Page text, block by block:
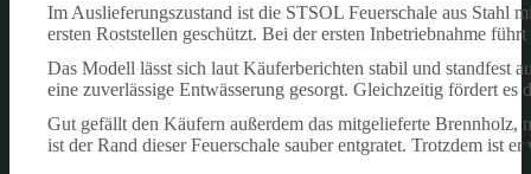
Im Auslieferungszustand ist die STSOL Feuerschale aus
ersten Roststellen geschützt. Bei der ersten Inbetriebnahme
Das Modell lässt sich laut Käuferberichten stabil und standfest
eine zuverlässige Entwässerung gesorgt. Gleichzeitig fördert es
Gut gefällt den Käufern außerdem das mitgelieferte Brennholz,
ist der Rand dieser Feuerschale sauber entgratet. Trotzdem ist